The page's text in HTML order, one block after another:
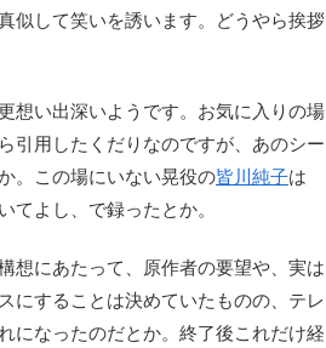
似して笑いを誘います。どうやら挨拶
想い出深いようです。お気に入りの場
引用したくだりなのですが、あのシー
。この場にいない晃役の皆川純子は
てよし、で録ったとか。
想にあたって、原作者の要望や、実は
にすることは決めていたものの、テレ
になったのだとか。終了後これだけ経